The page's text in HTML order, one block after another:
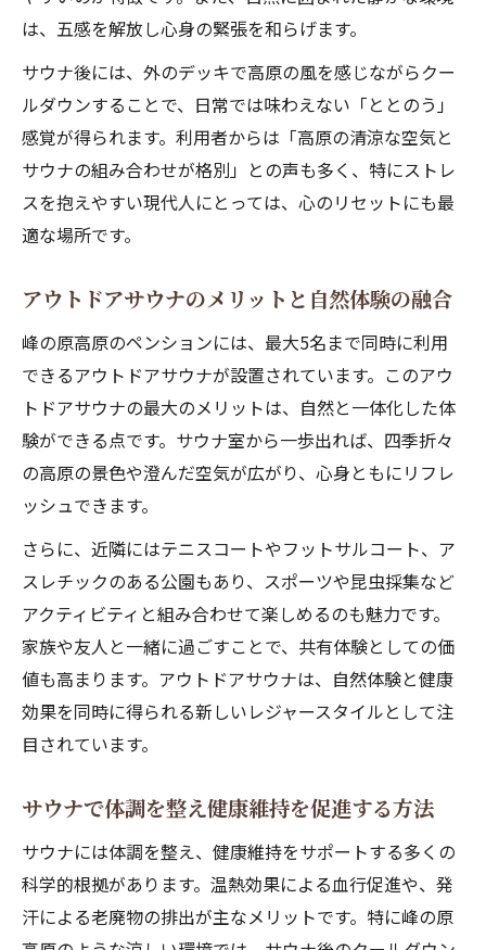
は
高原サウナで体感する美肌メリットの魅力
サウナが女性に与える肌へのプラス効果
美肌を目指すためのサウナの活用ポイント
アウトドアサウナ体験がリラクゼーションに効
アウトドアサウナのリラクゼーション効果
自然の中で味わうサウナのととのう瞬間
高原でサウナ体験が心に与えるメリット
サウナで自律神経が整う科学的背景
アウトドア環境ならではのサウナ満足度と
は
登山やバイク旅の途中で楽しむサウナの魅力
登山やバイク旅にサウナを取り入れるメリ
ット
アクティビティ後のサウナで感じる疲労回
復
高原サウナが旅のリフレッシュに最適な理
由
サウナ利用で旅の満足度が向上する体験談
サウナがアウトドアライフに与えるプラス
は、五感を解放し心身の緊張を和らげます。
サウナ後には、外のデッキで高原の風を感じながらクー
ルダウンすることで、日常では味わえない「ととのう」
感覚が得られます。利用者からは「高原の清涼な空気と
サウナの組み合わせが格別」との声も多く、特にストレ
スを抱えやすい現代人にとっては、心のリセットにも最
適な場所です。
アウトドアサウナのメリットと自然体験の融合
峰の原高原のペンションには、最大5名まで同時に利用
できるアウトドアサウナが設置されています。このアウ
トドアサウナの最大のメリットは、自然と一体化した体
験ができる点です。サウナ室から一歩出れば、四季折々
の高原の景色や澄んだ空気が広がり、心身ともにリフレ
ッシュできます。
さらに、近隣にはテニスコートやフットサルコート、ア
スレチックのある公園もあり、スポーツや昆虫採集など
アクティビティと組み合わせて楽しめるのも魅力です。
家族や友人と一緒に過ごすことで、共有体験としての価
値も高まります。アウトドアサウナは、自然体験と健康
効果を同時に得られる新しいレジャースタイルとして注
目されています。
サウナで体調を整え健康維持を促進する方法
サウナには体調を整え、健康維持をサポートする多くの
科学的根拠があります。温熱効果による血行促進や、発
汗による老廃物の排出が主なメリットです。特に峰の原